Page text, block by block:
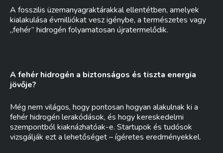
A fosszilis üzemanyagraktárakkal ellentétben, amelyek
kialakulása évmilliókat vesz igénybe, a természetes vagy
„fehér” hidrogén folyamatosan újratermelődik.
A fehér hidrogén a biztonságos és tiszta energia
jövője?
Még nem világos, hogy pontosan hogyan alakulnak ki a
fehér hidrogén lerakódások, és hogy kereskedelmi
szempontból kiaknázhatóak-e. Startupok és tudósok
vizsgálják ezt a lehetőséget – ígéretes eredményekkel.